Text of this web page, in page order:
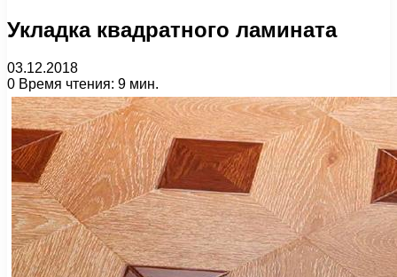
Укладка квадратного ламината
03.12.2018
0 Время чтения: 9 мин.